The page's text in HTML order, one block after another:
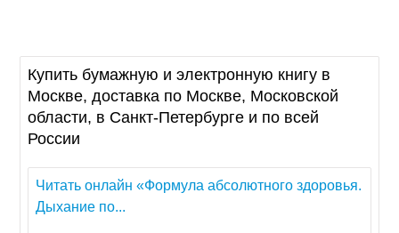
Купить бумажную и электронную книгу в
Москве, доставка по Москве, Московской
области, в Санкт-Петербурге и по всей
России
Читать онлайн «Формула абсолютного здоровья.
Дыхание по...